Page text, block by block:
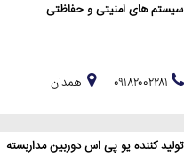
سیستم های امنیتی و حفاظتی
همدان
تولید کننده یو پی اس دوربین مداربسته